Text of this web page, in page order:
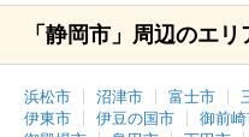
「静岡市」周辺のエリ
浜松市 沼津市 富士市
伊東市
伊豆の国市 御前